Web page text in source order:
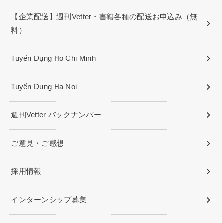
【企業配送】週刊Vetter・書籍各種の配送お申込み（無
料）
Tuyển Dụng Ho Chi Minh
Tuyển Dụng Ha Noi
週刊Vetter バックナンバー
ご意見・ご感想
採用情報
インターンシップ募集